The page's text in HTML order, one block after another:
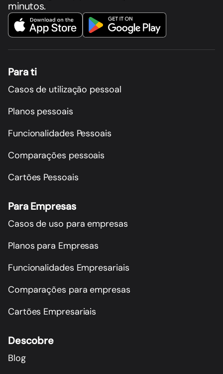
minutos.
Para ti
Casos de utilização pessoal
Planos pessoais
Funcionalidades Pessoais
Comparações pessoais
Cartões Pessoais
Para Empresas
Casos de uso para empresas
Planos para Empresas
Funcionalidades Empresariais
Comparações para empresas
Cartões Empresariais
Descobre
Blog